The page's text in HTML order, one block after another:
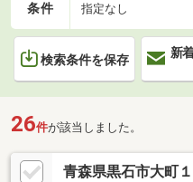
条件 指定なし
検索条件を保存
新
26件が該当しました。
青森県黒石市大町